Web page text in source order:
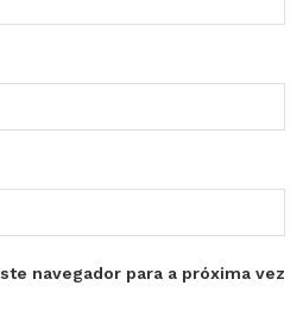
navegador para a próxima vez